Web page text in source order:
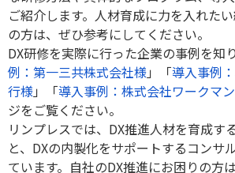
ご紹介します。人材育成に力を入れた
の方は、ぜひ参考にしてください。
DX研修を実際に行った企業の事例を知
例：第一三共株式会社様」「導入事例
行様」「導入事例：株式会社ワークマ
ジをご覧ください。
リンプレスでは、DX推進人材を育成す
と、DXの内製化をサポートするコンサ
ています。自社のDX推進にお困りの方